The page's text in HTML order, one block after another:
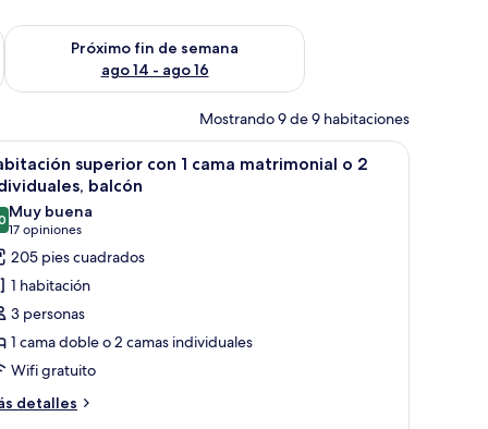
semana ago 7 - ago 9
Próximo fin de semana
ago 14 - ago 16
Consulta la disponibilidad para el próximo fin de semana ago
Mostrando 9 de 9 habitaciones
cama grande, lámparas de noche, un cabecero de madera, un
Ropa de cama de alta calidad, minibar,
18
superior con 1 cama matrimonial o 2
balcón
de 10
Muy buena
17 opiniones
(17
opiniones)
205 pies cuadrados
1 habitación
3 personas
1 cama doble o 2 camas individuales
Wifi gratuito
detalles